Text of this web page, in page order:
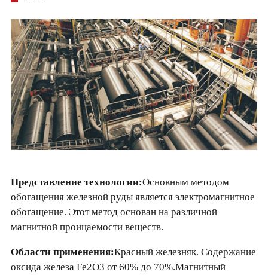
Представление технологии:Основным методом
обогащения железной руды является электромагнитное
обогащение. Этот метод основан на различной
магнитной проицаемости веществ.
Области применения:Красный железняк. Содержание
оксида железа Fe2O3 от 60% до 70%.Магнитный